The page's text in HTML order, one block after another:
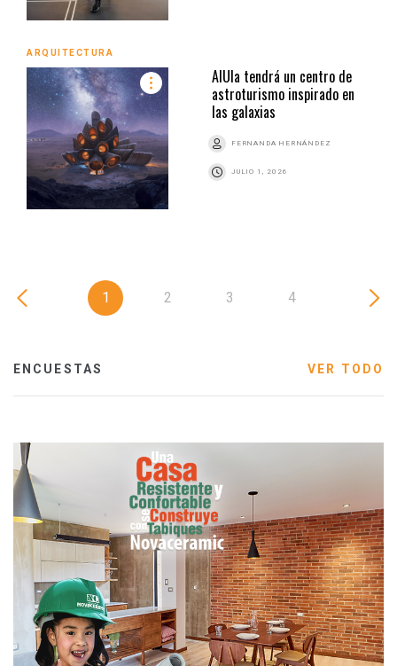
ARQUITECTURA
AlUla tendrá un centro de
astroturismo inspirado en
las galaxias
FERNANDA HERNÁNDEZ
JULIO 1, 2026
1 2 3 4
ENCUESTAS VER TODO